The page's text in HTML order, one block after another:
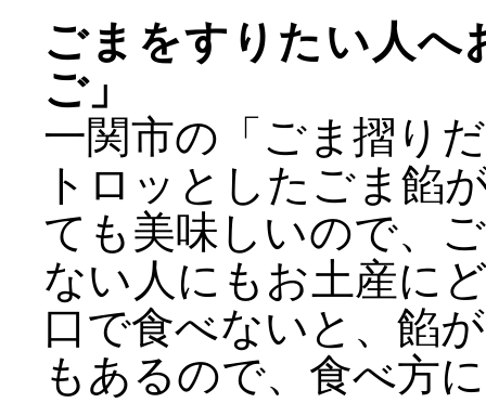
ごまをすりたい人へ
ご」
一関市の「ごま摺り
トロッとしたごま餡
ても美味しいので、
ない人にもお土産に
口で食べないと、餡
もあるので、食べ方